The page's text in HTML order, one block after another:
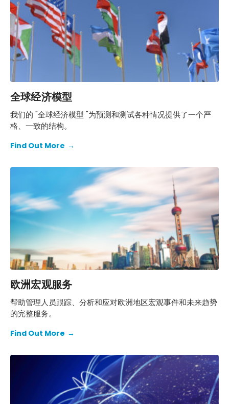
全球经济模型
我们的 "全球经济模型 "为预测和测试各种情况提供了一个严
格、一致的结构。
Find Out More →
欧洲宏观服务
帮助管理人员跟踪、分析和应对欧洲地区宏观事件和未来趋势
的完整服务。
Find Out More →